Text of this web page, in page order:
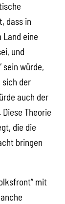
dass in
eine
und
sein würde,
der
auch der
Theorie
die die
bringen
mit